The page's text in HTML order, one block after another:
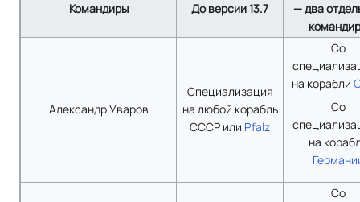
Командиры До версии 13.7
— два
Александр Уваров
Специализация
на любой корабль
СССР или Pfalz
Со
на корабли
Со
на
Со